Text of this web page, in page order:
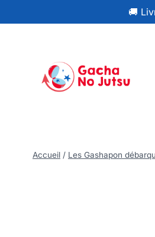
🚚
Accueil / Les Gashapon